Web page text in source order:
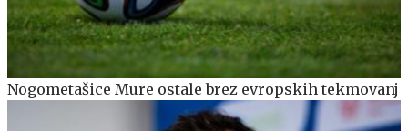
Nogometašice Mure ostale brez evropskih tekmovanj